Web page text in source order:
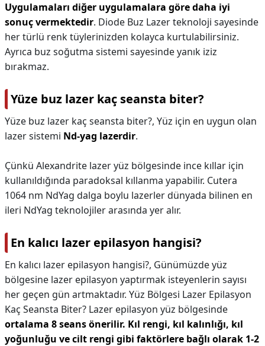
Uygulamaları diğer uygulamalara göre daha iyi
sonuç vermektedir. Diode Buz Lazer teknoloji sayesinde
her türlü renk tüylerinizden kolayca kurtulabilirsiniz.
Ayrıca buz soğutma sistemi sayesinde yanık iziz
bırakmaz.
Yüze buz lazer kaç seansta biter?
Yüze buz lazer kaç seansta biter?, Yüz için en uygun olan
lazer sistemi Nd-yag lazerdir.
Çünkü Alexandrite lazer yüz bölgesinde ince kıllar için
kullanıldığında paradoksal kıllanma yapabilir. Cutera
1064 nm NdYag dalga boylu lazerler dünyada bilinen en
ileri NdYag teknolojiler arasında yer alır.
En kalıcı lazer epilasyon hangisi?
En kalıcı lazer epilasyon hangisi?, Günümüzde yüz
bölgesine lazer epilasyon yaptırmak isteyenlerin sayısı
her geçen gün artmaktadır. Yüz Bölgesi Lazer Epilasyon
Kaç Seansta Biter? Lazer epilasyon yüz bölgesinde
ortalama 8 seans önerilir. Kıl rengi, kıl kalınlığı, kıl
yoğunluğu ve cilt rengi gibi faktörlere bağlı olarak 1-2